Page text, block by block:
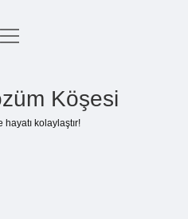
Uyarı
menüyü
Köşesi
hayatı kolaylaştır!